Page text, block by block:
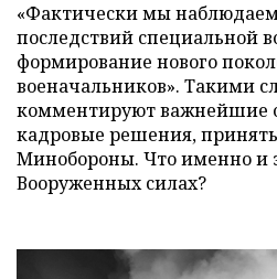
«Фактически мы
последствий специальной
формирование нового
военачальников». Такими
комментируют важнейшие
кадровые решения,
Минобороны. Что именно и
Вооруженных силах?